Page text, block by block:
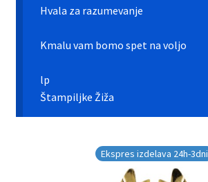
Moj profil
Hvala za razumevanje
Kmalu vam bomo spet na voljo
lp
Štampiljke Žiža
Ekspres izdelava 24h-3dni